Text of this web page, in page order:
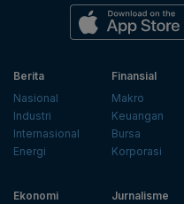
Berita
Nasional
Industri
Internasional
Energi
Finansial
Makro
Keuangan
Bursa
Korporasi
Ekonomi
Jurnalisme